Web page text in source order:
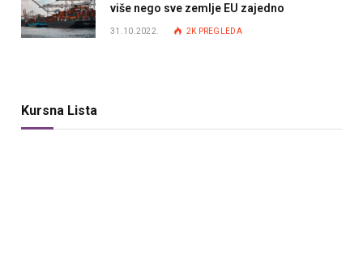
više nego sve zemlje EU zajedno
31.10.2022. 2K PREGLEDA
Kursna Lista